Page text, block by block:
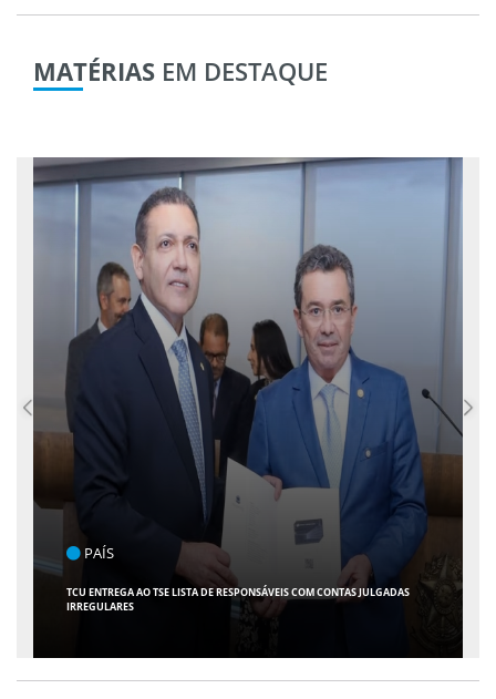
MATÉRIAS EM DESTAQUE
ENTRETENIMENTO
ARACAJU RECEBE ESPETÁCULO INFANTIL "SPIDEY E SEUS AMIGOS" COM
AVENTURA AO VIVO NO TEATRO ATHENEU